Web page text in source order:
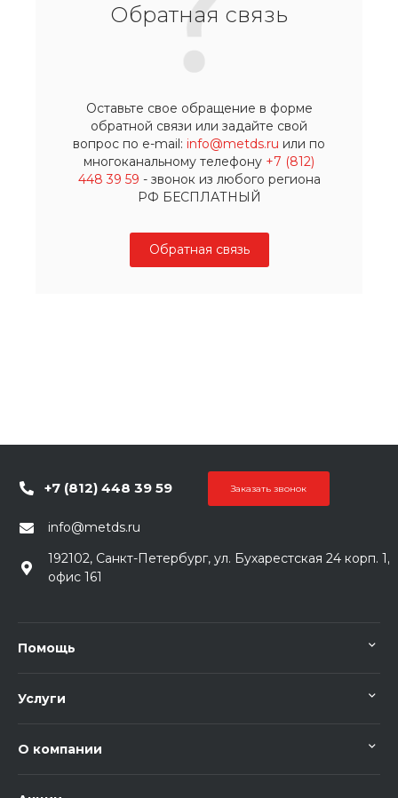
Обратная связь
Оставьте свое обращение в форме
обратной связи или задайте свой
вопрос по e-mail: info@metds.ru или по
многоканальному телефону +7 (812)
448 39 59 - звонок из любого региона
РФ БЕСПЛАТНЫЙ
Обратная связь
+7 (812) 448 39 59 Заказать звонок
info@metds.ru
192102, Санкт-Петербург, ул. Бухарестская 24 корп. 1,
офис 161
Помощь
Услуги
О компании